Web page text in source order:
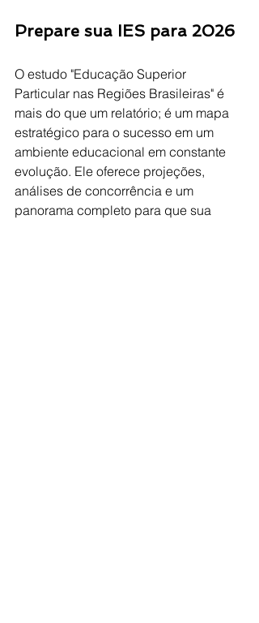
Prepare sua IES para 2026
O estudo "Educação Superior
Particular nas Regiões Brasileiras" é
mais do que um relatório; é um mapa
estratégico para o sucesso em um
ambiente educacional em constante
evolução. Ele oferece projeções,
análises de concorrência e um
panorama completo para que sua